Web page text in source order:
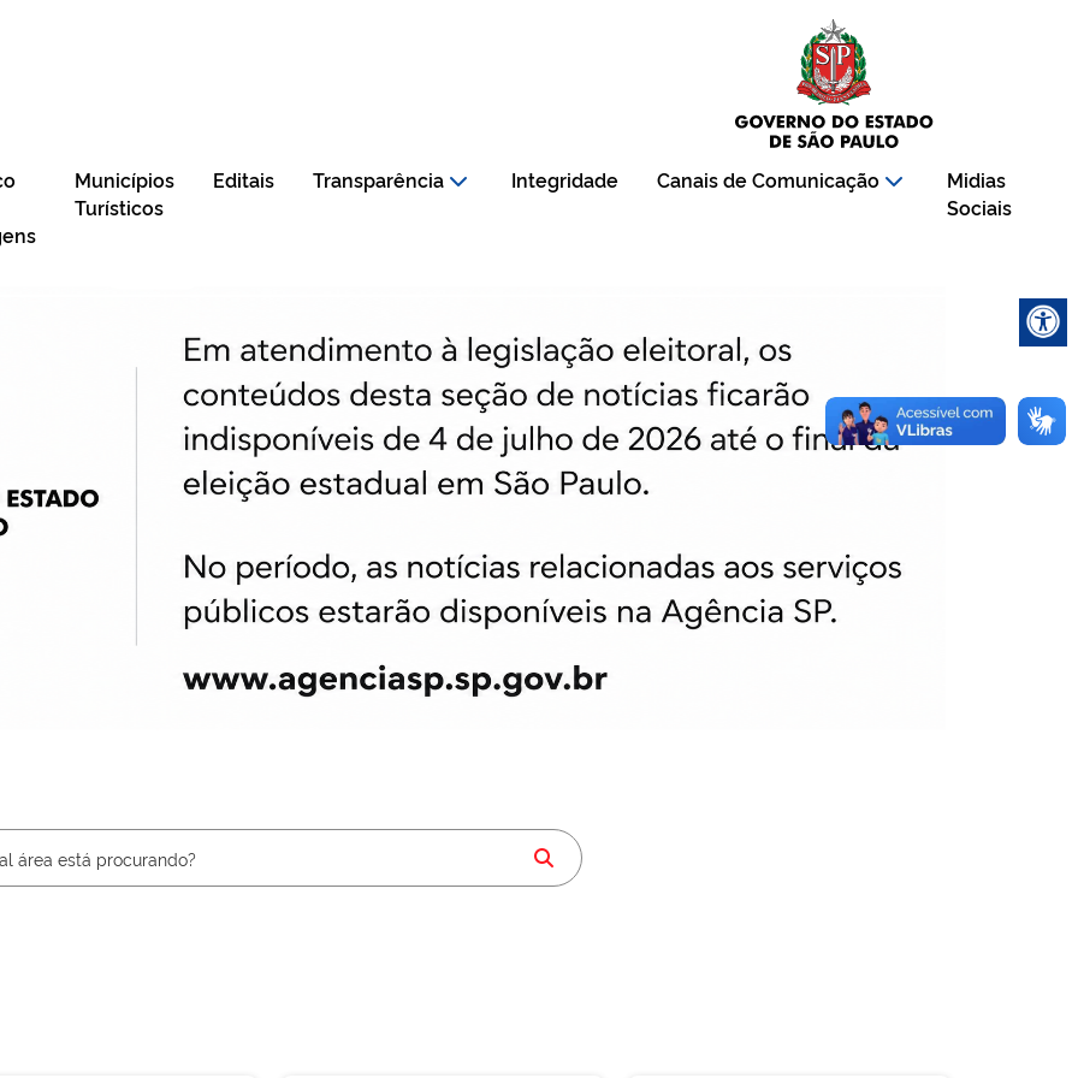
Municípios
Turísticos
Editais Transparência Integridade Canais de Comunicação
Midias
Sociais